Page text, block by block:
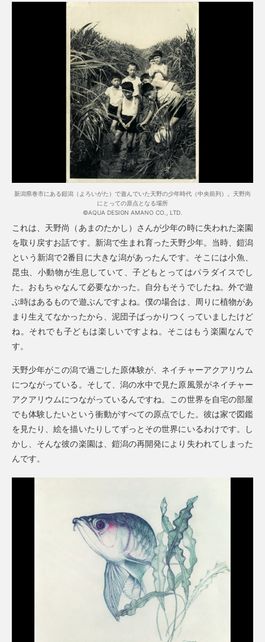
新潟県巻市にある鎧潟（よろいがた）で遊んでいた天野の少年時代（中央前列）。天野尚
にとっての原点となる場所
©AQUA DESIGN AMANO CO., LTD.
これは、天野尚（あまのたかし）さんが少年の時に失われた楽園
を取り戻すお話です。新潟で生まれ育った天野少年。当時、鎧潟
という新潟で2番目に大きな潟があったんです。そこには小魚、
昆虫、小動物が生息していて、子どもとってはパラダイスでし
た。おもちゃなんて必要なかった。自分もそうでしたね。外で遊
ぶ時はあるもので遊ぶんですよね。僕の場合は、周りに植物があ
まり生えてなかったから、泥団子ばっかりつくっていましたけど
ね。それでも子どもは楽しいですよね。そこはもう楽園なんで
す。
天野少年がこの潟で過ごした原体験が、ネイチャーアクアリウム
につながっている。そして、潟の水中で見た原風景がネイチャー
アクアリウムにつながっているんですね。この世界を自宅の部屋
でも体験したいという衝動がすべての原点でした。彼は家で図鑑
を見たり、絵を描いたりしてずっとその世界にいるわけです。し
かし、そんな彼の楽園は、鎧潟の再開発により失われてしまった
んです。